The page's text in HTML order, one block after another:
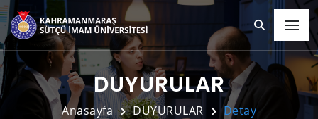
DUYURULAR
Anasayfa DUYURULAR Detay